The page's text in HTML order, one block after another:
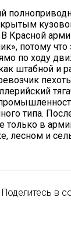
Красной
потому
по ходу
штабной и
типа.
только в
лесном и
Поделитесь в